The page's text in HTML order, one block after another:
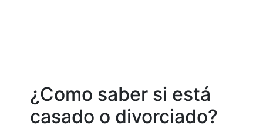
¿Como saber si está
casado o divorciado?